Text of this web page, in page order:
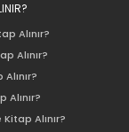
Alınır?
Alınır?
Alınır?
Alınır?